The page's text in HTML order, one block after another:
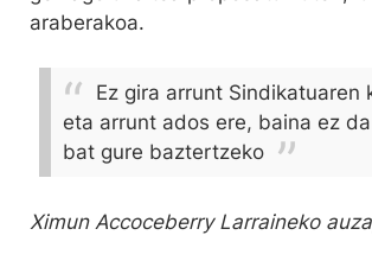
araberakoa.
Ez gira arrunt Sindikatuaren
eta arrunt ados ere, baina ez
bat gure baztertzeko
Ximun Accoceberry Larraineko